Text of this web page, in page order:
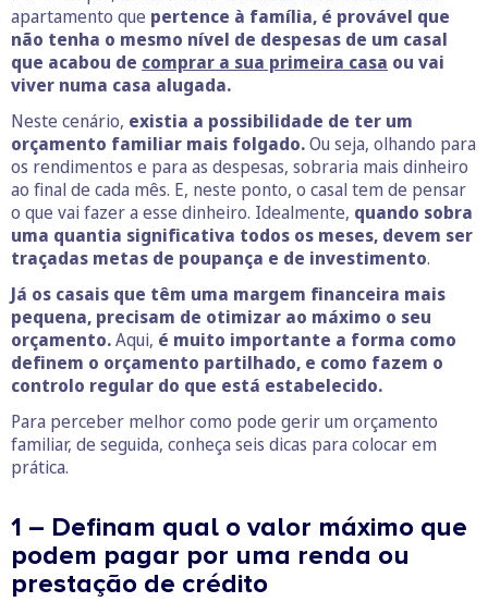
apartamento que pertence à família, é provável que
não tenha o mesmo nível de despesas de um casal
que acabou de comprar a sua primeira casa ou vai
viver numa casa alugada.
Neste cenário, existia a possibilidade de ter um
orçamento familiar mais folgado.Ou seja, olhando para
os rendimentos e para as despesas, sobraria mais dinheiro
ao final de cada mês. E, neste ponto, o casal tem de pensar
o que vai fazer a esse dinheiro. Idealmente, quando sobra
uma quantia significativa todos os meses, devem ser
traçadas metas de poupança e de investimento.
Já os casais que têm uma margem financeira mais
pequena, precisam de otimizar ao máximo o seu
orçamento.Aqui, é muito importante a forma como
definem o orçamento partilhado, e como fazem o
controlo regular do que está estabelecido.
Para perceber melhor como pode gerir um orçamento
familiar, de seguida, conheça seis dicas para colocar em
prática.
1 – Definam qual o valor máximo que
podem pagar por uma renda ou
prestação de crédito